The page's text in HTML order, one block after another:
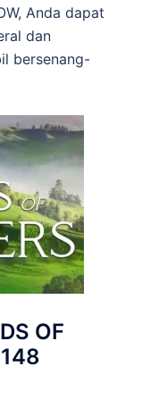
Anda dapat
dan
bersenang-
OF